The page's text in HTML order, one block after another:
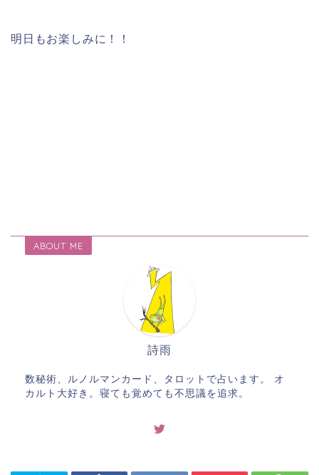
明日もお楽しみに！！
ABOUT ME
詩雨
数秘術、ルノルマンカード、タロットで占います。 オ
カルト大好き。寝ても覚めても不思議を追求。